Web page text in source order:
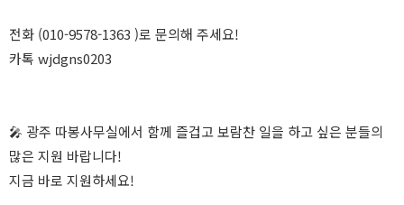
전화 (010-9578-1363 )로 문의해 주세요!
카톡 wjdgns0203
🎤 광주 따봉사무실에서 함께 즐겁고 보람찬 일을 하고 싶은 분들의
많은 지원 바랍니다!
지금 바로 지원하세요!